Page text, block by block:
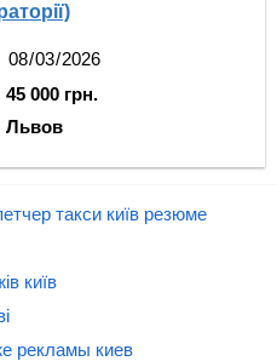
45 000 грн.
Львов
такси київ резюме
київ
рекламы киев